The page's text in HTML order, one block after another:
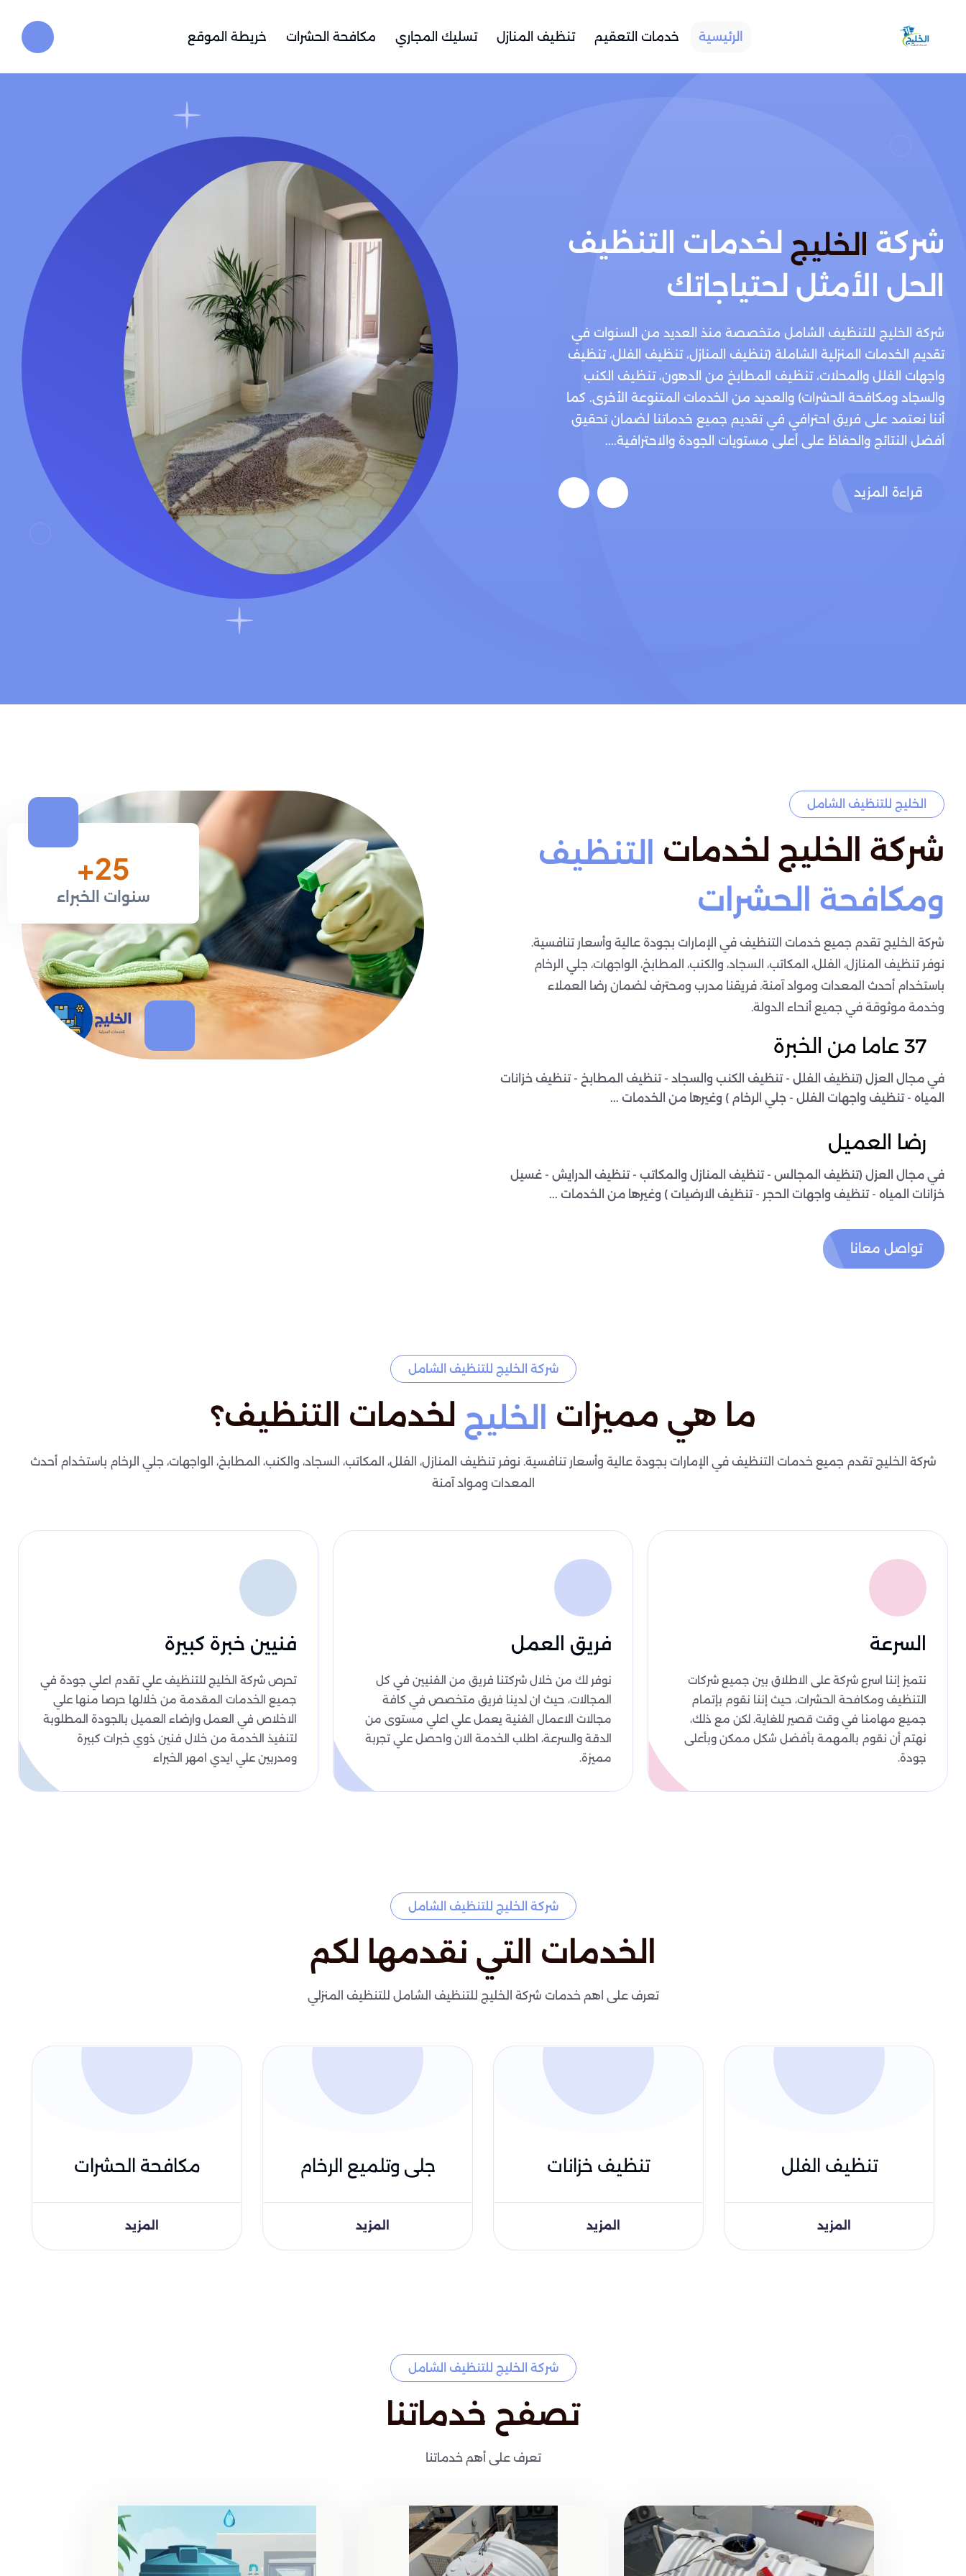
الرئيسية خدمات التعقيم تنظيف المنازل تسليك المجاري مكافحة الحشرات خريطة الموقع
شركة الخليج لخدمات التنظيف
الحل الأمثل لحتياجاتك
شركة الخليج للتنظيف الشامل متخصصة منذ العديد من السنوات في
تقديم الخدمات المنزلية الشاملة (تنظيف المنازل، تنظيف الفلل، تنظيف
واجهات الفلل والمحلات، تنظيف المطابخ من الدهون، تنظيف الكنب
والسجاد ومكافحة الحشرات) والعديد من الخدمات المتنوعة الأخرى. كما
أننا نعتمد على فريق احترافي في تقديم جميع خدماتنا لضمان تحقيق
أفضل النتائج والحفاظ على أعلى مستويات الجودة والاحترافية....
قراءة المزيد
الخليج للتنظيف الشامل
شركة الخليج لخدمات
التنظيف
ومكافحة الحشرات
شركة الخليج تقدم جميع خدمات التنظيف في الإمارات بجودة عالية وأسعار تنافسية.
نوفر تنظيف المنازل، الفلل، المكاتب، السجاد، والكنب، المطابخ، الواجهات، جلي الرخام
باستخدام أحدث المعدات ومواد آمنة. فريقنا مدرب ومحترف لضمان رضا العملاء
وخدمة موثوقة في جميع أنحاء الدولة.
37 عاما من الخبرة
في مجال العزل (تنظيف الفلل - تنظيف الكنب والسجاد - تنظيف المطابخ - تنظيف خزانات
المياه - تنظيف واجهات الفلل - جلي الرخام ) وغيرها من الخدمات ...
رضا العميل
في مجال العزل (تنظيف المجالس - تنظيف المنازل والمكاتب - تنظيف الدرايش - غسيل
خزانات المياه - تنظيف واجهات الحجر - تنظيف الارضيات ) وغيرها من الخدمات ...
تواصل معانا
37
+
سنوات الخبراء
شركة الخليج للتنظيف الشامل
ما هي مميزات الخليج لخدمات التنظيف؟
شركة الخليج تقدم جميع خدمات التنظيف في الإمارات بجودة عالية وأسعار تنافسية. نوفر تنظيف المنازل، الفلل، المكاتب، السجاد، والكنب، المطابخ، الواجهات، جلي الرخام باستخدام أحدث
المعدات ومواد آمنة
السرعة
نتميز إننا اسرع شركة على الاطلاق بين جميع شركات
التنظيف ومكافحة الحشرات، حيث إننا نقوم بإتمام
جميع مهامنا في وقت قصير للغاية. لكن مع ذلك،
نهتم أن نقوم بالمهمة بأفضل شكل ممكن وبأعلى
جودة.
فريق العمل
نوفر لك من خلال شركتنا فريق من الفنيين في كل
المجالات، حيث ان لدينا فريق متخصص في كافة
مجالات الاعمال الفنية يعمل علي اعلي مستوى من
الدقة والسرعة، اطلب الخدمة الان واحصل علي تجربة
مميزة.
فنيين خبرة كبيرة
تحرص شركة الخليج للتنظيف علي تقدم اعلي جودة في
جميع الخدمات المقدمة من خلالها حرصا منها علي
الاخلاص في العمل وارضاء العميل بالجودة المطلوبة
لتنفيذ الخدمة من خلال فنين ذوي خبرات كبيرة
ومدربين علي ايدي امهر الخبراء
شركة الخليج للتنظيف الشامل
الخدمات التي نقدمها لكم
تعرف على اهم خدمات شركة الخليج للتنظيف الشامل للتنظيف المنزلي
تنظيف الفلل
المزيد
تنظيف خزانات
المزيد
جلى وتلميع الرخام
المزيد
مكافحة الحشرات
المزيد
شركة الخليج للتنظيف الشامل
تصفح خدماتنا
تعرف على أهم خدماتنا